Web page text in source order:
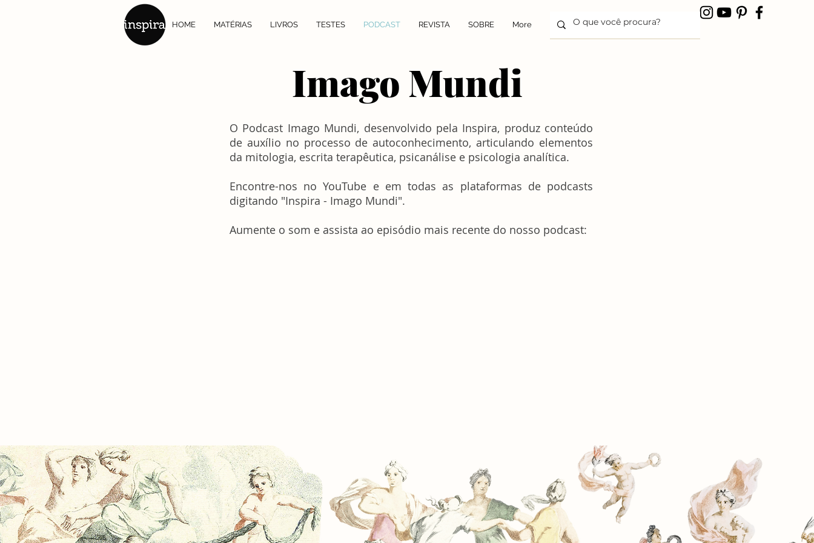
HOME MATÉRIAS LIVROS TESTES PODCAST REVISTA SOBRE More
Imago Mundi
O Podcast Imago Mundi, desenvolvido pela Inspira, produz conteúdo
de auxílio no processo de autoconhecimento, articulando elementos
da mitologia, escrita terapêutica, psicanálise e psicologia analítica.
Encontre-nos no YouTube e em todas as plataformas de podcasts
digitando "Inspira - Imago Mundi".
Aumente o som e assista ao episódio mais recente do nosso podcast: